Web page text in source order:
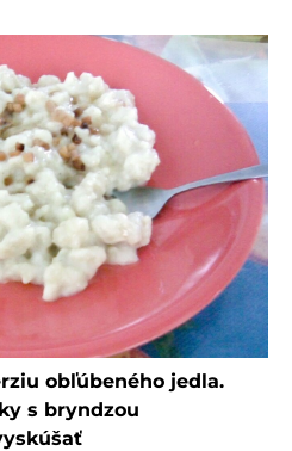
obľúbeného jedla.
s bryndzou